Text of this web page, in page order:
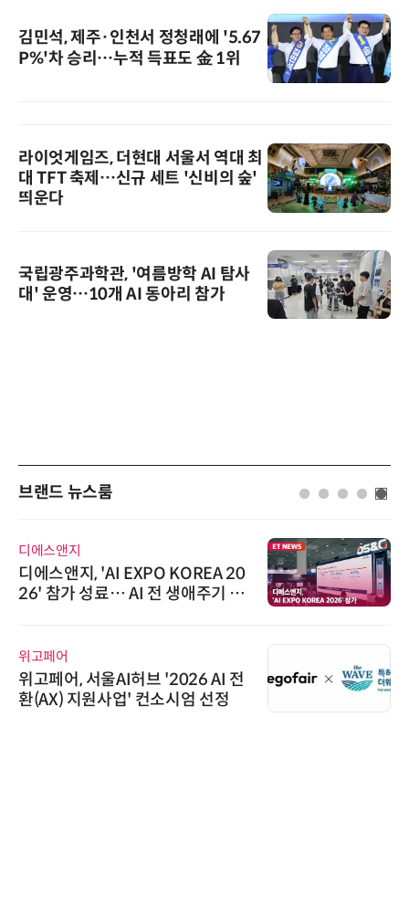
김민석, 제주·인천서 정청래에 '5.67
P%'차 승리…누적 득표도 金 1위
라이엇게임즈, 더현대 서울서 역대 최
대 TFT 축제…신규 세트 '신비의 숲'
띄운다
국립광주과학관, '여름방학 AI 탐사
대' 운영…10개 AI 동아리 참가
브랜드 뉴스룸
디에스앤지
디에스앤지, 'AI EXPO KOREA 20
26' 참가 성료… AI 전 생애주기 아
위고페어
위고페어, 서울AI허브 '2026 AI 전
환(AX) 지원사업' 컨소시엄 선정